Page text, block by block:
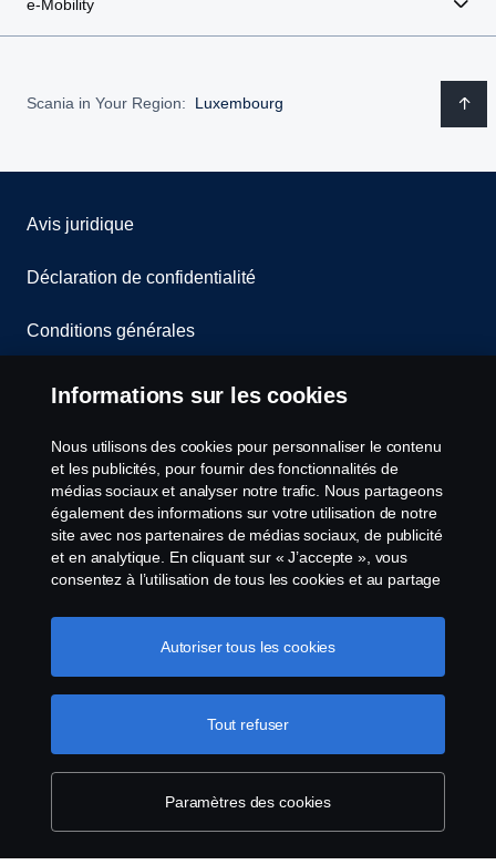
e-Mobility
Scania in Your Region: Luxembourg
Avis juridique
Déclaration de confidentialité
Conditions générales
Contactez-nous
Le système de lancement d'alerte
Politique de cookies
Paramètres des cookies
© Copyright Scania 2026 All Rights Reserved.
Scania Luxembourg - Rue Gabriël Lippmann 23 -
L-5365 Münsbach- Tél: +352 34 18 11
Informations sur les cookies
Nous utilisons des cookies pour personnaliser le contenu
et les publicités, pour fournir des fonctionnalités de
médias sociaux et analyser notre trafic. Nous partageons
également des informations sur votre utilisation de notre
site avec nos partenaires de médias sociaux, de publicité
et en analytique. En cliquant sur « J’accepte », vous
consentez à l’utilisation de tous les cookies et au partage
cookies en cliquant sur « Paramètres des cookies » et en
sélectionnant les catégories que vous souhaitez
Pour en savoir plus sur la
protection de votre vie privée
Paramètres des cookies
Tout refuser
Autoriser tous les cookies